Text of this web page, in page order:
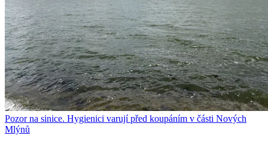
Pozor na sinice. Hygienici varují před koupáním v části Nových
Mlýnů